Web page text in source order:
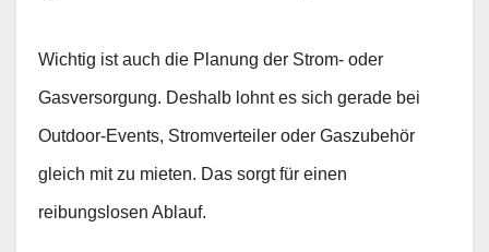
Wichtig ist auch die Planung der Strom‑ oder
Gasversorgung. Deshalb lohnt es sich gerade bei
Outdoor‑Events, Stromverteiler oder Gaszubehör
gleich mit zu mieten. Das sorgt für einen
reibungslosen Ablauf.